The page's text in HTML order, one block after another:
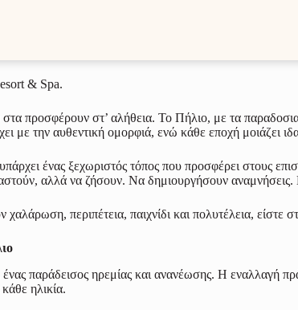
& Spa.
προσφέρουν στ’ αλήθεια. Το Πήλιο, με τα
την αυθεντική ομορφιά, ενώ κάθε εποχή μοιάζει
ένας ξεχωριστός τόπος που προσφέρει στους
αλλά να ζήσουν. Να δημιουργήσουν αναμνήσεις.
περιπέτεια, παιχνίδι και πολυτέλεια, είστε
παράδεισος ηρεμίας και ανανέωσης. Η εναλλαγή
ηλικία.